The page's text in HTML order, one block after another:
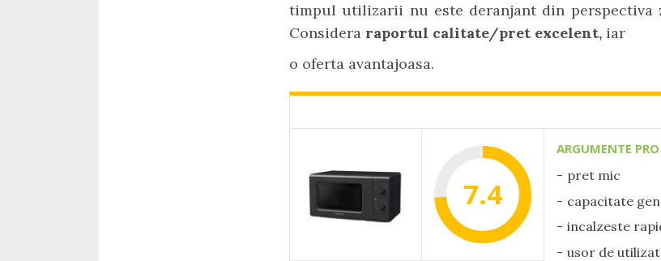
timpul utilizarii nu este deranjant din perspectiva
Considera raportul calitate/pret excelent, iar
o oferta avantajoasa.
7.4
ARGUMENTE PRO
pret mic
capacitate
incalzeste
usor de utilizat